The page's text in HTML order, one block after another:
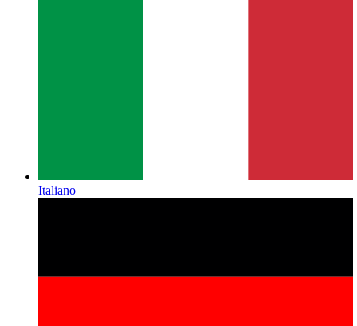
Italiano